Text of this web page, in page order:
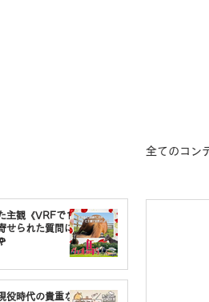
主観《VRFで1番
せられた質問に
役時代の貴重な
全てのコン
ウマ
引退